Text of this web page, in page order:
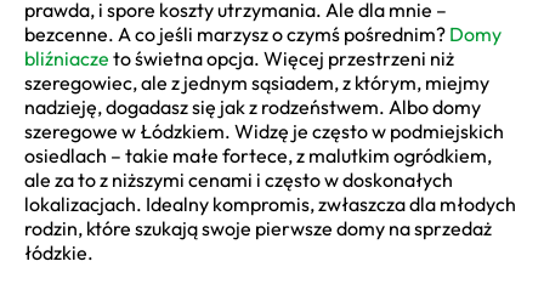
prawda, i spore koszty utrzymania. Ale dla mnie –
bezcenne. A co jeśli marzysz o czymś pośrednim? Domy
bliźniacze to świetna opcja. Więcej przestrzeni niż
szeregowiec, ale z jednym sąsiadem, z którym, miejmy
nadzieję, dogadasz się jak z rodzeństwem. Albo domy
szeregowe w Łódzkiem. Widzę je często w podmiejskich
osiedlach – takie małe fortece, z malutkim ogródkiem,
ale za to z niższymi cenami i często w doskonałych
lokalizacjach. Idealny kompromis, zwłaszcza dla młodych
rodzin, które szukają swoje pierwsze domy na sprzedaż
łódzkie.